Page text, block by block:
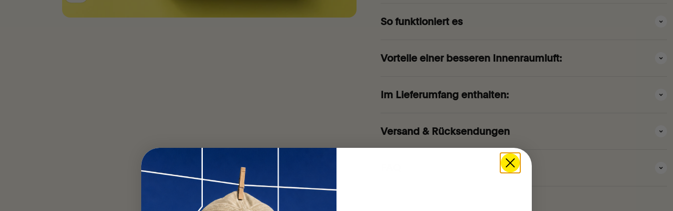
So funktioniert es
Vorteile einer besseren Innenraumluft:
Im Lieferumfang enthalten:
Versand & Rücksendungen